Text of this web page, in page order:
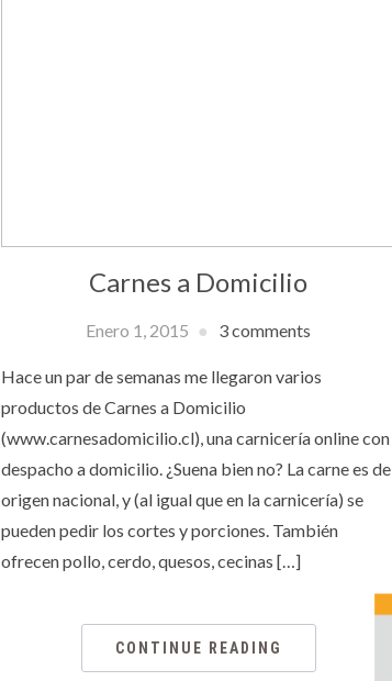
Carnes a Domicilio
Enero 1, 2015 3 comments
Hace un par de semanas me llegaron varios
productos de Carnes a Domicilio
(www.carnesadomicilio.cl), una carnicería online con
despacho a domicilio. ¿Suena bien no? La carne es de
origen nacional, y (al igual que en la carnicería) se
pueden pedir los cortes y porciones. También
ofrecen pollo, cerdo, quesos, cecinas […]
CONTINUE READING